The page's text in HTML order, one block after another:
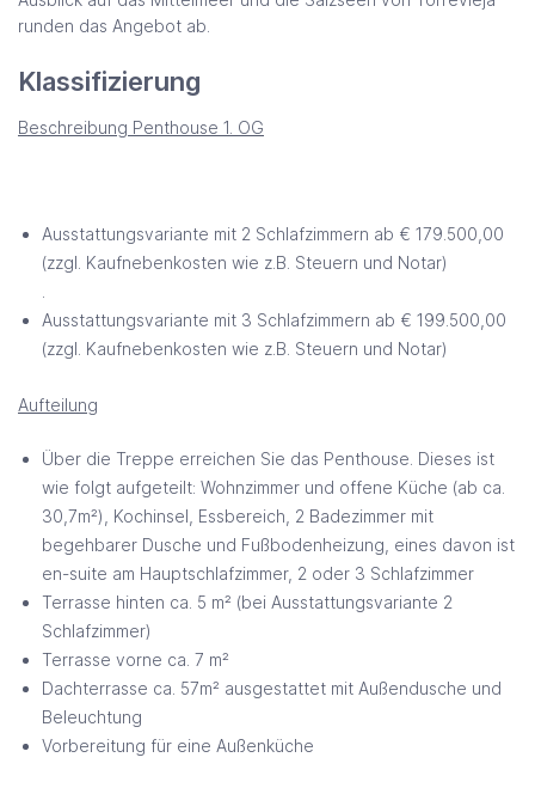
runden das Angebot ab.
Klassifizierung
Beschreibung Penthouse 1. OG
Ausstattungsvariante mit 2 Schlafzimmern ab € 179.500,00
(zzgl. Kaufnebenkosten wie z.B. Steuern und Notar)
Ausstattungsvariante mit 3 Schlafzimmern ab € 199.500,00
(zzgl. Kaufnebenkosten wie z.B. Steuern und Notar)
Aufteilung
Über die Treppe erreichen Sie das Penthouse. Dieses ist
wie folgt aufgeteilt: Wohnzimmer und offene Küche (ab ca.
30,7m²), Kochinsel, Essbereich, 2 Badezimmer mit
begehbarer Dusche und Fußbodenheizung, eines davon ist
en-suite am Hauptschlafzimmer, 2 oder 3 Schlafzimmer
Terrasse hinten ca. 5 m² (bei Ausstattungsvariante 2
Schlafzimmer)
Terrasse vorne ca. 7 m²
Dachterrasse ca. 57m² ausgestattet mit Außendusche und
Beleuchtung
Vorbereitung für eine Außenküche